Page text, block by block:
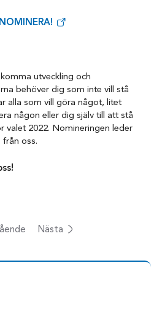
utveckling och
behöver dig som inte vill stå
alla som vill göra något, litet
någon eller dig själv till att stå
valet 2022. Nomineringen leder
oss.
Nästa